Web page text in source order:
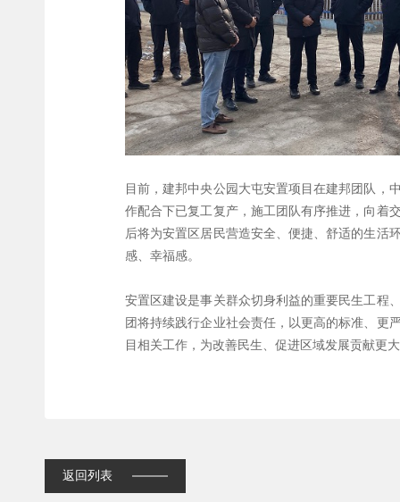
目前，建邦中央公园大屯安置项目在建邦团队，
作配合下已复工复产，施工团队有序推进，向着
后将为安置区居民营造安全、便捷、舒适的生活
感、幸福感。
安置区建设是事关群众切身利益的重要民生工程
团将持续践行企业社会责任，以更高的标准、更
目相关工作，为改善民生、促进区域发展贡献更
返回列表